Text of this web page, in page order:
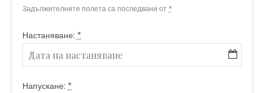
Задължителните полета са последвани от *
Настаняване:*
Напускане:*